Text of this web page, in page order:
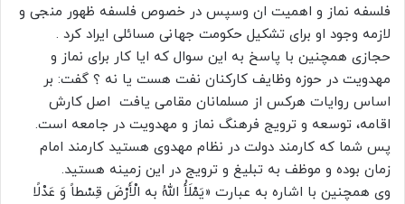
فلسفه نماز و اهمیت ان وسپس در خصوص فلسفه ظهور منجی و
لازمه وجود او برای تشکیل حکومت جهانی مسائلی ایراد کرد ‌.
حجازی همچنین با پاسخ به این سوال که ایا کار برای نماز و
مهدویت در حوزه وظایف کارکنان نفت هست یا نه ؟ گفت: بر
اساس روایات هرکس از مسلمانان مقامی یافت اصل کارش
اقامه، توسعه و ترویج فرهنگ نماز و مهدویت در جامعه است.
پس شما که کارمند دولت در نظام مهدوی هستید کارمند امام
زمان بوده و موظف به تبلیغ و ترویج در این زمینه هستید.
وی همچنین با اشاره به عبارت «یَمْلَأُ اللهُ به الْأَرْضَ قِسْطاً وَ عَدْلًا